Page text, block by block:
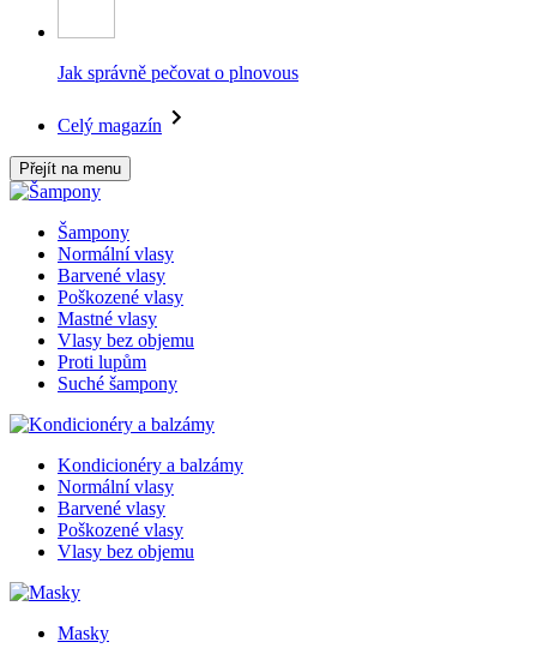
Jak správně pečovat o plnovous
Celý magazín
Přejít na menu
Šampony
Normální vlasy
Barvené vlasy
Poškozené vlasy
Mastné vlasy
Vlasy bez objemu
Proti lupům
Suché šampony
Kondicionéry a balzámy
Normální vlasy
Barvené vlasy
Poškozené vlasy
Vlasy bez objemu
Masky